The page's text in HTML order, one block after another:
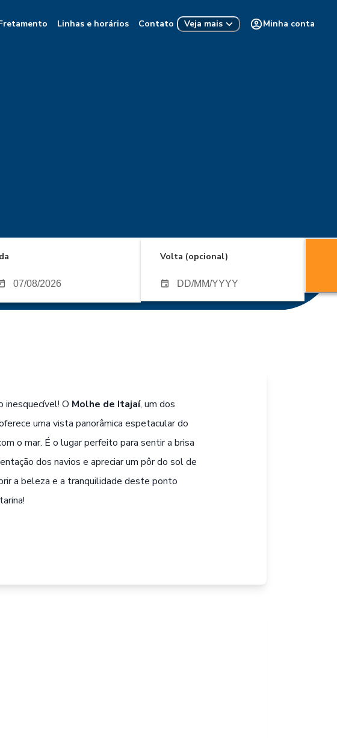
Linhas e horários Contato Veja mais Minha conta
Volta (opcional)
inesquecível! O Molhe de Itajaí, um dos
uma vista panorâmica espetacular do
o mar. É o lugar perfeito para sentir a brisa
dos navios e apreciar um pôr do sol de
a beleza e a tranquilidade deste ponto